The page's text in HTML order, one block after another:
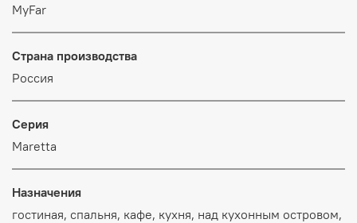
MyFar
Страна производства
Россия
Серия
Maretta
Назначения
гостиная, спальня, кафе, кухня, над кухонным островом,